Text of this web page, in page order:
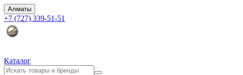
Алматы
+7 (727) 339-51-51
Каталог